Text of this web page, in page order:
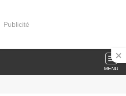
Publicité
MENU